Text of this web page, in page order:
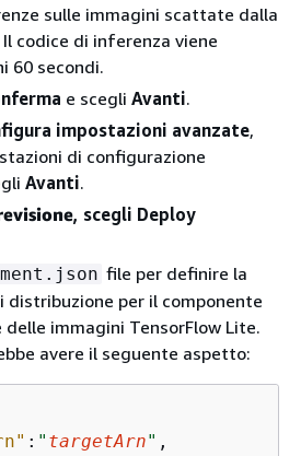
sulle immagini scattate dalla
codice di inferenza viene
60 secondi.
e scegli Avanti.
impostazioni avanzate,
di configurazione
Avanti.
, scegli Deploy
file per definire la
distribuzione per il componente
immagini TensorFlow Lite.
avere il seguente aspetto:
: " targetArn" ,